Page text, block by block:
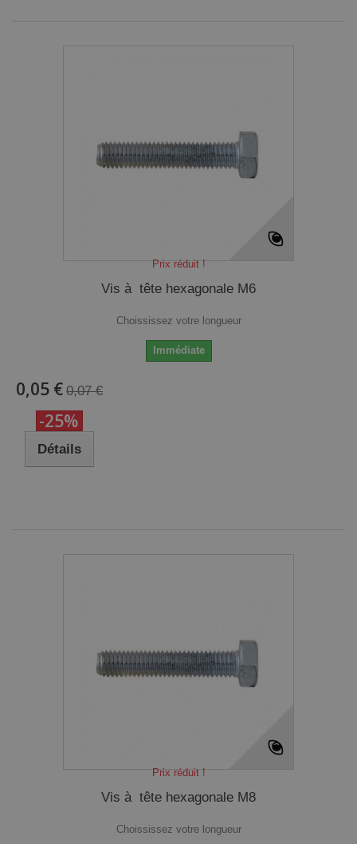
Prix réduit !
Vis à tête hexagonale M6
Choississez votre longueur
Immédiate
0,05 € 0,07 €
-25%
Détails
Prix réduit !
Vis à tête hexagonale M8
Choississez votre longueur